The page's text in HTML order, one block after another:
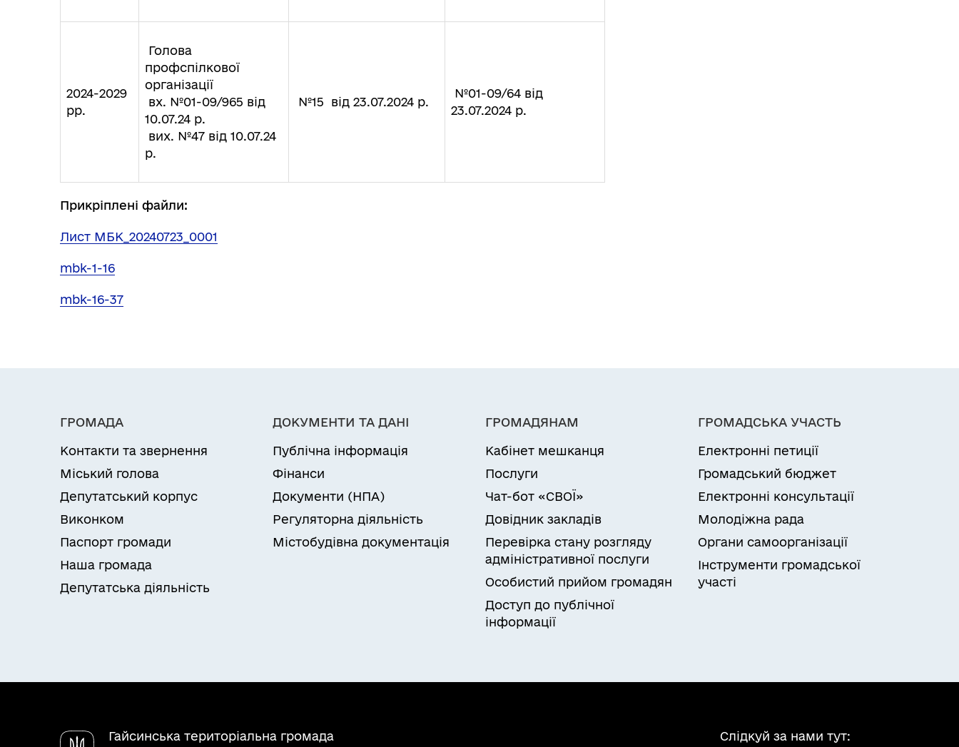
2024-2029
рр.
Голова
профспілкової
організації
вх. №01-09/965 від
10.07.24 р.
вих. №47 від 10.07.24
р.
№15 від 23.07.2024 р.
№01-09/64 від
23.07.2024 р.
Прикріплені файли:
Лист МБК_20240723_0001
mbk-1-16
mbk-16-37
ГРОМАДА
Контакти та звернення
Міський голова
Депутатський корпус
Виконком
Паспорт громади
Наша громада
Депутатська діяльність
ДОКУМЕНТИ ТА ДАНІ
Публічна інформація
Фінанси
Документи (НПА)
Регуляторна діяльність
Містобудівна документація
ГРОМАДЯНАМ
Кабінет мешканця
Послуги
Чат-бот «СВОЇ»
Довідник закладів
Перевірка стану розгляду
адміністративної послуги
Особистий прийом громадян
Доступ до публічної
інформації
ГРОМАДСЬКА УЧАСТЬ
Електронні петиції
Громадський бюджет
Електронні консультації
Молодіжна рада
Органи самоорганізації
Інструменти громадської
участі
Гайсинська територіальна громада
Слідкуй за нами тут: